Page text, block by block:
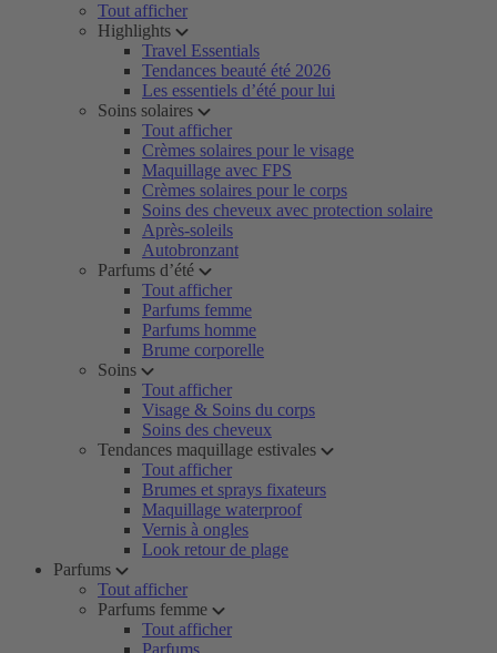
Tout afficher
Highlights
Travel Essentials
Tendances beauté été 2026
Les essentiels d’été pour lui
Soins solaires
Tout afficher
Crèmes solaires pour le visage
Maquillage avec FPS
Crèmes solaires pour le corps
Soins des cheveux avec protection solaire
Après-soleils
Autobronzant
Parfums d’été
Tout afficher
Parfums femme
Parfums homme
Brume corporelle
Soins
Tout afficher
Visage & Soins du corps
Soins des cheveux
Tendances maquillage estivales
Tout afficher
Brumes et sprays fixateurs
Maquillage waterproof
Vernis à ongles
Look retour de plage
Parfums
Tout afficher
Parfums femme
Tout afficher
Parfums